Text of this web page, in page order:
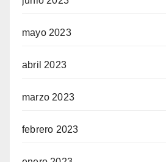
mayo 2023
abril 2023
marzo 2023
febrero 2023